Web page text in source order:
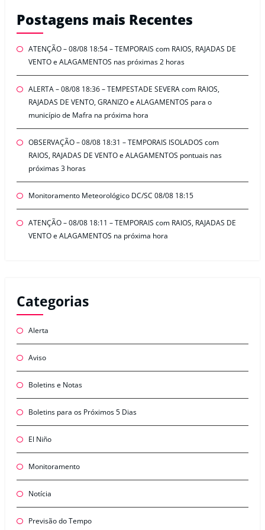
Postagens mais Recentes
ATENÇÃO – 08/08 18:54 – TEMPORAIS com RAIOS, RAJADAS DE
VENTO e ALAGAMENTOS nas próximas 2 horas
ALERTA – 08/08 18:36 – TEMPESTADE SEVERA com RAIOS,
RAJADAS DE VENTO, GRANIZO e ALAGAMENTOS para o
município de Mafra na próxima hora
OBSERVAÇÃO – 08/08 18:31 – TEMPORAIS ISOLADOS com
RAIOS, RAJADAS DE VENTO e ALAGAMENTOS pontuais nas
próximas 3 horas
Monitoramento Meteorológico DC/SC 08/08 18:15
ATENÇÃO – 08/08 18:11 – TEMPORAIS com RAIOS, RAJADAS DE
VENTO e ALAGAMENTOS na próxima hora
Categorias
Alerta
Aviso
Boletins e Notas
Boletins para os Próximos 5 Dias
El Niño
Monitoramento
Notícia
Previsão do Tempo